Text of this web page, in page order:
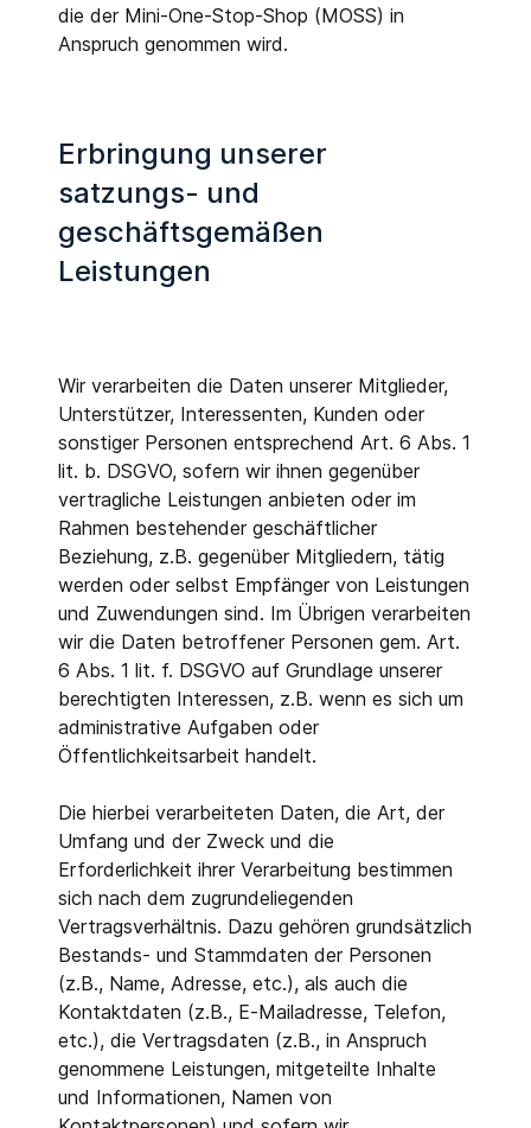
die der Mini-One-Stop-Shop (MOSS) in
Anspruch genommen wird.
Erbringung unserer
satzungs- und
geschäftsgemäßen
Leistungen
Wir verarbeiten die Daten unserer Mitglieder,
Unterstützer, Interessenten, Kunden oder
sonstiger Personen entsprechend Art. 6 Abs. 1
lit. b. DSGVO, sofern wir ihnen gegenüber
vertragliche Leistungen anbieten oder im
Rahmen bestehender geschäftlicher
Beziehung, z.B. gegenüber Mitgliedern, tätig
werden oder selbst Empfänger von Leistungen
und Zuwendungen sind. Im Übrigen verarbeiten
wir die Daten betroffener Personen gem. Art.
6 Abs. 1 lit. f. DSGVO auf Grundlage unserer
berechtigten Interessen, z.B. wenn es sich um
administrative Aufgaben oder
Öffentlichkeitsarbeit handelt.
Die hierbei verarbeiteten Daten, die Art, der
Umfang und der Zweck und die
Erforderlichkeit ihrer Verarbeitung bestimmen
sich nach dem zugrundeliegenden
Vertragsverhältnis. Dazu gehören grundsätzlich
Bestands- und Stammdaten der Personen
(z.B., Name, Adresse, etc.), als auch die
Kontaktdaten (z.B., E-Mailadresse, Telefon,
etc.), die Vertragsdaten (z.B., in Anspruch
genommene Leistungen, mitgeteilte Inhalte
und Informationen, Namen von